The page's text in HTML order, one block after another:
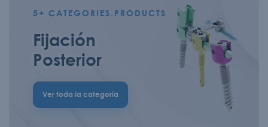
5+ CATEGORIES.PRODUCTS
Fijación
Posterior
Ver toda la categoría